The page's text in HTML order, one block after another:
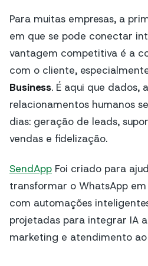
Para muitas empresas, a
em que se pode conectar
vantagem competitiva é a
com o cliente,
Business. É aqui que dados,
relacionamentos humanos
dias: geração de leads,
vendas e fidelização.
SendApp Foi criado para
transformar o WhatsApp
com automações
projetadas para integrar IA
marketing e atendimento